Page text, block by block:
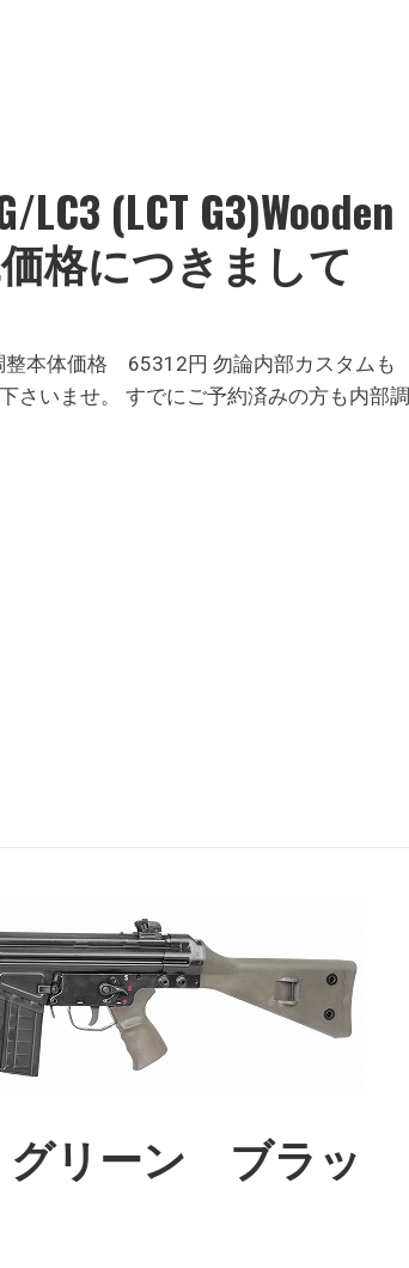
LC3 (LCT G3)Wooden
価格につきまして
整本体価格 65312円 勿論内部カスタムも
さいませ。 すでにご予約済みの方も内部調
グリーン ブラッ